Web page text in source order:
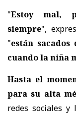
"Estoy mal,
siempre",
"están sacados
cuando la niña
Hasta el
para su alta
redes sociales y